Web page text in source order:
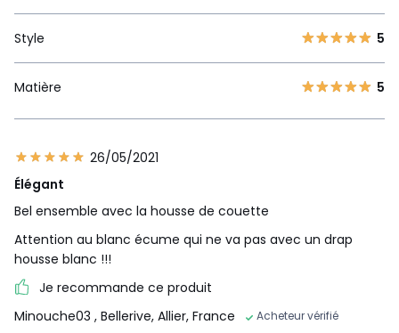
Style 5
Matière 5
26/05/2021
Élégant
Bel ensemble avec la housse de couette
Attention au blanc écume qui ne va pas avec un drap
housse blanc !!!
Je recommande ce produit
Minouche03 , Bellerive, Allier, France Acheteur vérifié